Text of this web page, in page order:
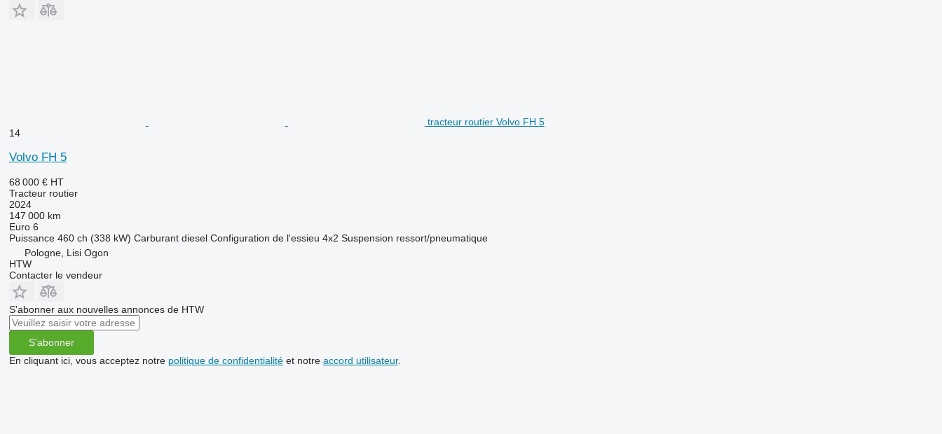
tracteur routier Volvo FH 5
14
Volvo FH 5
68 000 € HT
Tracteur routier
2024
147 000 km
Euro 6
Puissance 460 ch (338 kW) Carburant diesel Configuration de l'essieu 4x2 Suspension ressort/pneumatique
Pologne, Lisi Ogon
HTW
Contacter le vendeur
S'abonner aux nouvelles annonces de HTW
S'abonner
En cliquant ici, vous acceptez notre politique de confidentialitéet notre accord utilisateur.